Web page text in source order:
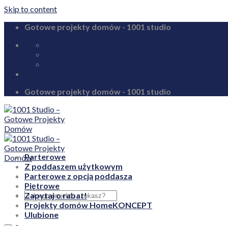
Skip to content
Gotowe projekty domów - 1001 studio
Gotowe projekty domów - 1001 studio
Ulubione
Parterowe
Z poddaszem użytkowym
Parterowe z opcją poddasza
Piętrowe
Zapytaj o rabat!
Projekty domów HomeKONCEPT